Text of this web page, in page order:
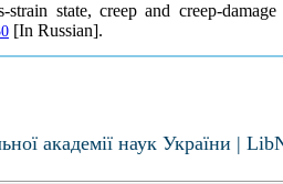
state, creep and creep-
[In Russian].
академії наук України |